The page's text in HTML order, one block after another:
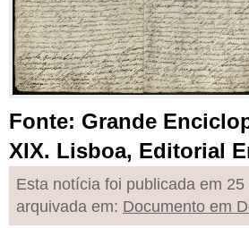
Fonte: Grande
XIX. Lisboa, Editorial
Esta notícia foi publicada em
arquivada em: Documento em